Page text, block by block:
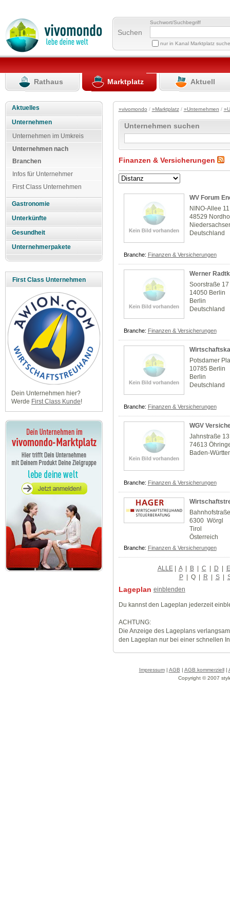
Suchen
Suchwort/Suchbegriff
nur in Kanal Marktplatz
Rathaus Marktplatz Aktuell
Aktuelles
Unternehmen
Unternehmen im Umkreis
Unternehmen nach
Branchen
Infos für Unternehmer
First Class Unternehmen
Gastronomie
Unterkünfte
Gesundheit
Unternehmerpakete
First Class Unternehmen
Dein Unternehmen hier?
Werde First Class Kunde!
»vivomondo / »Marktplatz/ »Unternehmen /
Unternehmen suchen
Finanzen & Versicherungen
WV Forum
NINO-Allee 11
48529
Deutschland
Branche: Finanzen & Versicherungen
Werner
Soorstraße 17
14050 Berlin
Berlin
Deutschland
Branche: Finanzen & Versicherungen
Potsdamer
10785 Berlin
Berlin
Deutschland
Branche: Finanzen & Versicherungen
WGV
Jahnstraße 13
74613
Baden-
Branche: Finanzen & Versicherungen
6300 Wörgl
Tirol
Österreich
Branche: Finanzen & Versicherungen
ALLE| A | B | C | D | E
P | Q | R | S |
Lageplan einblenden
Du kannst den Lageplan jederzeit
ACHTUNG:
Die Anzeige des Lageplans
den Lageplan nur bei einer schnellen
Impressum| AGB | AGB kommerziell|
Copyright © 2007